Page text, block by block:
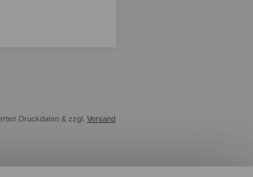
Druckdaten & zzgl. Versand